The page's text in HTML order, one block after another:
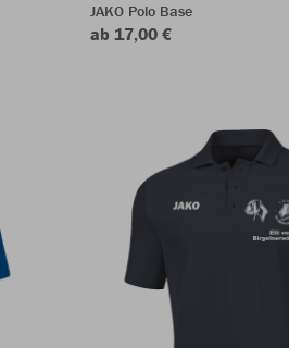
JAKO Polo Base
ab 17,00 €